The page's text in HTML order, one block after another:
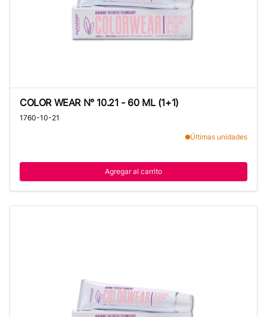
COLOR WEAR N° 10.21 - 60 ML (1+1)
1760-10-21
Últimas unidades
Agregar al carrito